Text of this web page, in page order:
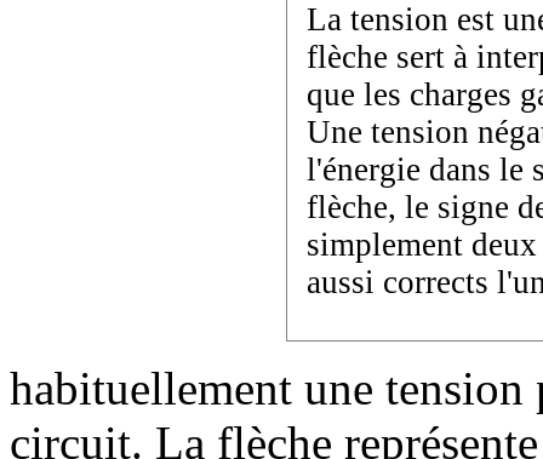
La tension est
flèche sert à
que les charges
Une tension
l'énergie dans le
flèche, le signe
simplement
aussi corrects
habituellement une
circuit. La flèche